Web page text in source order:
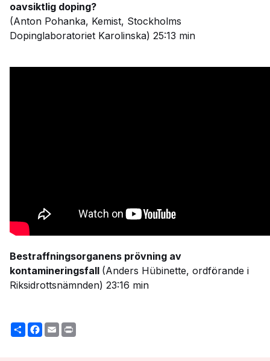
oavsiktlig doping?
(Anton Pohanka, Kemist, Stockholms
Dopinglaboratoriet Karolinska) 25:13 min
Bestraffningsorganens prövning av
kontamineringsfall (Anders Hübinette, ordförande i
Riksidrottsnämnden) 23:16 min
ShareFacebook
Email